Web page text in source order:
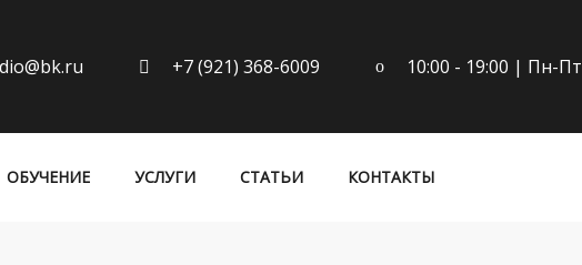
+7 (921) 368-6009 10:00 - 19:00 | Пн-Пт
ОБУЧЕНИЕ УСЛУГИ СТАТЬИ КОНТАКТЫ